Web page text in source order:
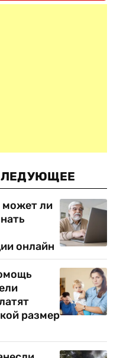
может ли
онлайн
размер